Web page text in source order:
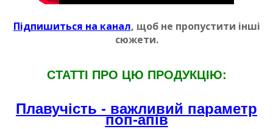
Пiдпишиться на канал, щоб не пропустити iншi
сюжети.
СТАТТI ПРО ЦЮ ПРОДУКЦIЮ:
Плавучiсть - важливий параметр
поп-апiв